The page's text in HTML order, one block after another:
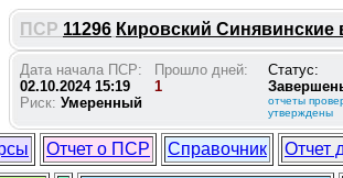
ПСР 11296 Кировский Синявинские
Дата начала ПСР:
02.10.2024 15:19
Риск: Умеренный
Прошло дней:
1
Статус:
отчеты
утверждены
Отчет о ПСР Справочник Отчет